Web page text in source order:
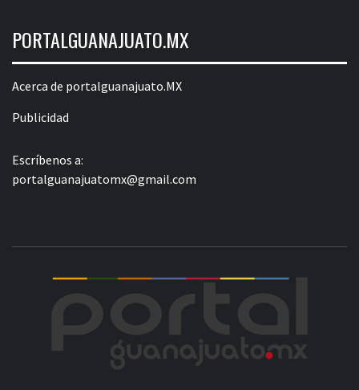
PORTALGUANAJUATO.MX
Acerca de portalguanajuato.MX
Publicidad
Escríbenos a:
portalguanajuatomx@gmail.com